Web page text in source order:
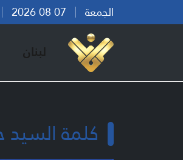
الجمعة
لبنان
كلمة السيد